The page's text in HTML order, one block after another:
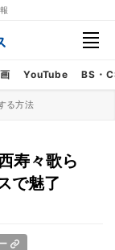
YouTube BS・
る方法
寿々歌ら
で魅了